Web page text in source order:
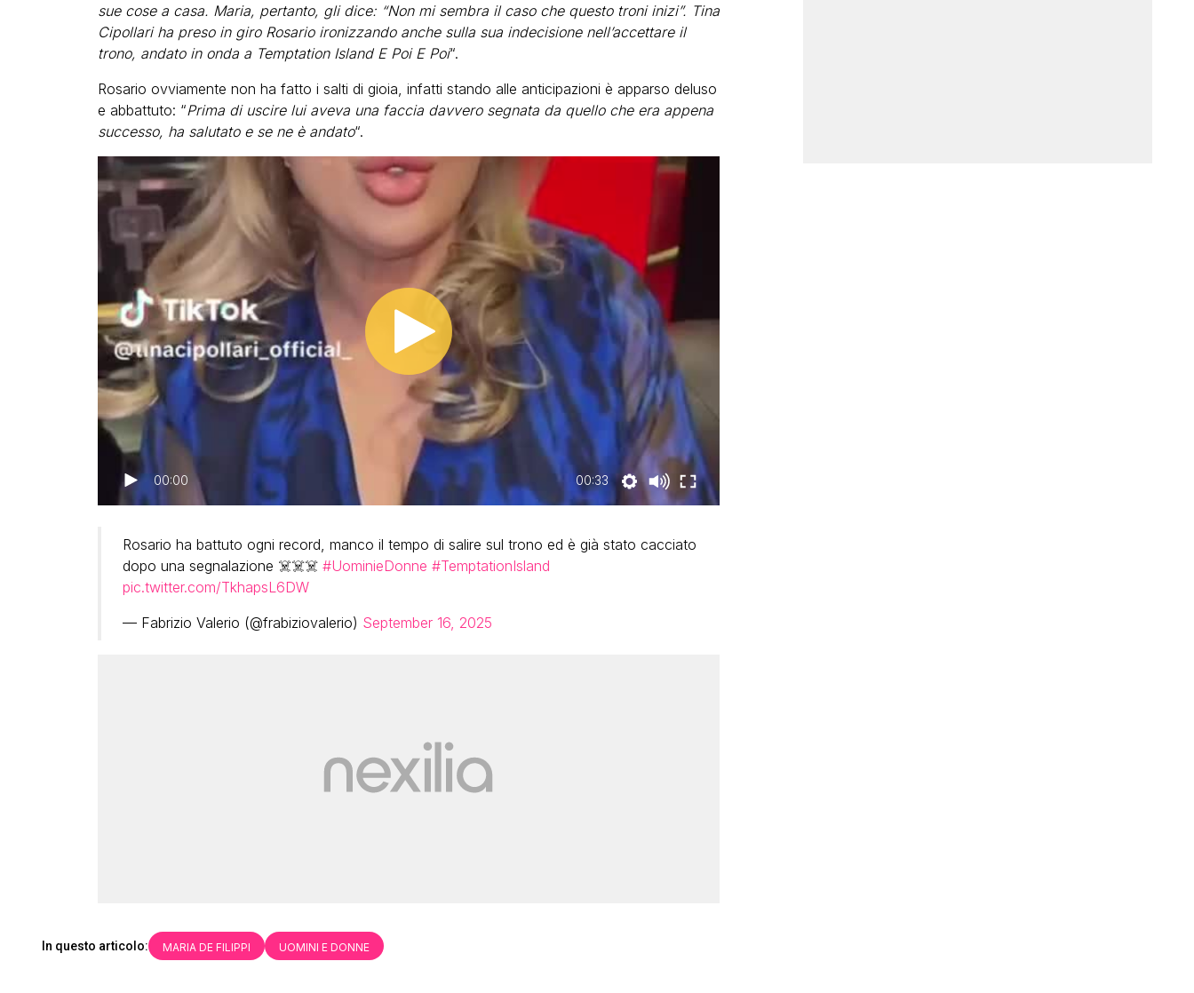
sue cose a casa. Maria, pertanto, gli dice: “Non mi sembra il caso che questo troni inizi”. Tina
Cipollari ha preso in giro Rosario ironizzando anche sulla sua indecisione nell’accettare il
trono, andato in onda a Temptation Island E Poi E Poi“.
Rosario ovviamente non ha fatto i salti di gioia, infatti stando alle anticipazioni è apparso deluso
e abbattuto: “Prima di uscire lui aveva una faccia davvero segnata da quello che era appena
successo, ha salutato e se ne è andato“.
00:00 00:33
Rosario ha battuto ogni record, manco il tempo di salire sul trono ed è già stato cacciato
dopo una segnalazione ☠️☠️☠️ #UominieDonne #TemptationIsland
pic.twitter.com/TkhapsL6DW
— Fabrizio Valerio (@frabiziovalerio) September 16, 2025
In questo articolo: MARIA DE FILIPPI UOMINI E DONNE